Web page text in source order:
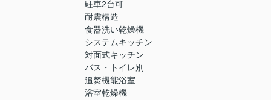
駐車2台可
耐震構造
食器洗い乾燥機
システムキッチン
対面式キッチン
バス・トイレ別
追焚機能浴室
浴室乾燥機